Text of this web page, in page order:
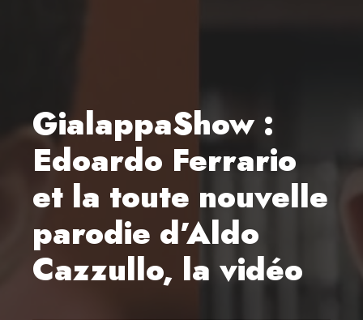
GialappaShow :
Edoardo Ferrario
et la toute nouvelle
parodie d’Aldo
Cazzullo, la vidéo